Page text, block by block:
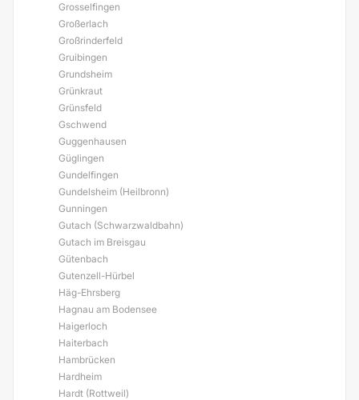
Grosselfingen
Großerlach
Großrinderfeld
Gruibingen
Grundsheim
Grünkraut
Grünsfeld
Gschwend
Guggenhausen
Güglingen
Gundelfingen
Gundelsheim (Heilbronn)
Gunningen
Gutach (Schwarzwaldbahn)
Gutach im Breisgau
Gütenbach
Gutenzell-Hürbel
Häg-Ehrsberg
Hagnau am Bodensee
Haigerloch
Haiterbach
Hambrücken
Hardheim
Hardt (Rottweil)